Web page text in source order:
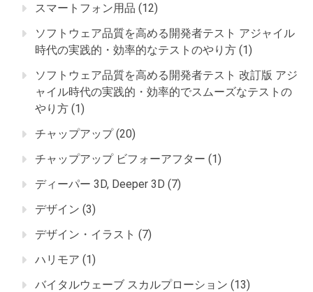
スマートフォン用品 (12)
ソフトウェア品質を高める開発者テスト アジャイル
時代の実践的・効率的なテストのやり方 (1)
ソフトウェア品質を高める開発者テスト 改訂版 アジ
ャイル時代の実践的・効率的でスムーズなテストの
やり方 (1)
チャップアップ(20)
チャップアップ ビフォーアフター (1)
ディーパー 3D, Deeper 3D (7)
デザイン (3)
デザイン・イラスト (7)
ハリモア (1)
バイタルウェーブ スカルプローション (13)